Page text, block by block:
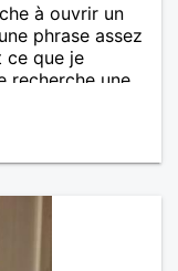
à ouvrir un
phrase assez
ce que je
recherche une
J'ai 42 ans
une belle